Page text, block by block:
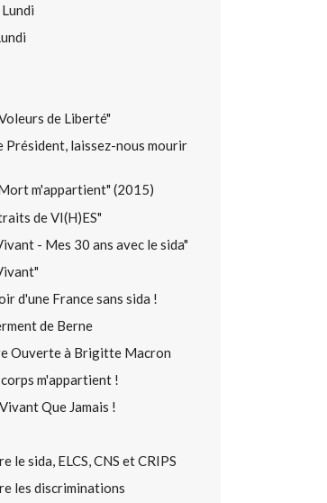
de Liberté"
Président, laissez-nous mourir
m'appartient" (2015)
de VI(H)ES"
- Mes 30 ans avec le sida"
d'une France sans sida !
de Berne
Ouverte à Brigitte Macron
m'appartient !
Que Jamais !
le sida, ELCS, CNS et CRIPS
les discriminations